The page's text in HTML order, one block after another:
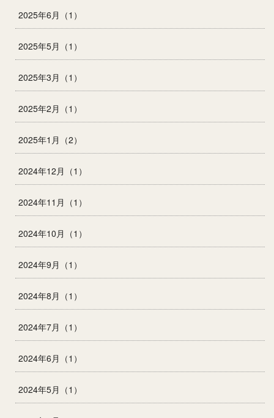
2025年6月（1）
2025年5月（1）
2025年3月（1）
2025年2月（1）
2025年1月（2）
2024年12月（1）
2024年11月（1）
2024年10月（1）
2024年9月（1）
2024年8月（1）
2024年7月（1）
2024年6月（1）
2024年5月（1）